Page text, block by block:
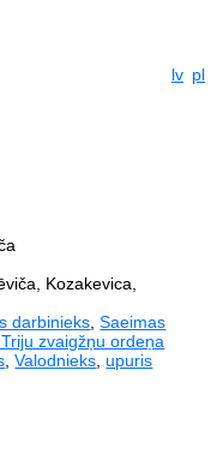
lv pl
Kozakevica,
darbinieks ,Saeimas
zvaigžņu ordeņa
,Valodnieks ,upuris